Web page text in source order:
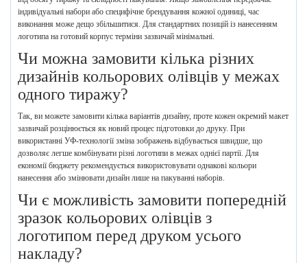
індивідуальні набори або специфічне брендування кожної одиниці, час
виконання може дещо збільшитися. Для стандартних позицій із нанесенням
логотипа на готовий корпус терміни зазвичай мінімальні.
Чи можна замовити кілька різних
дизайнів кольорових олівців у межах
одного тиражу?
Так, ви можете замовити кілька варіантів дизайну, проте кожен окремий макет
зазвичай розцінюється як новий процес підготовки до друку. При
використанні УФ-технології зміна зображень відбувається швидше, що
дозволяє легше комбінувати різні логотипи в межах однієї партії. Для
економії бюджету рекомендується використовувати однакові кольори
нанесення або змінювати дизайн лише на пакуванні наборів.
Чи є можливість замовити попередній
зразок кольорових олівців з
логотипом перед друком усього
накладу?